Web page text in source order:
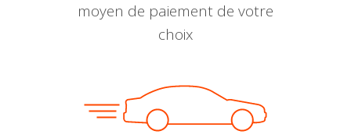
moyen de paiement de votre
choix